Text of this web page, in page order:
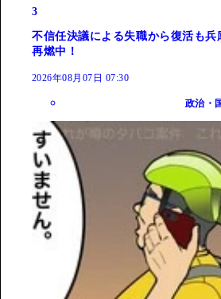
3
不信任決議による失職から復活も
再燃中！
2026年08月07日 07:30
政治・